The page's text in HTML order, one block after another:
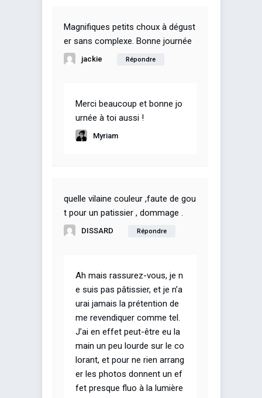
Magnifiques petits choux à dégust
er sans complexe. Bonne journée
jackie Répondre
Merci beaucoup et bonne jo
urnée à toi aussi !
Myriam
quelle vilaine couleur ,faute de gou
t pour un patissier , dommage .
DISSARD Répondre
Ah mais rassurez-vous, je n
e suis pas pâtissier, et je n’a
urai jamais la prétention de
me revendiquer comme tel.
J’ai en effet peut-être eu la
main un peu lourde sur le co
lorant, et pour ne rien arrang
er les photos donnent un ef
fet presque fluo à la lumière